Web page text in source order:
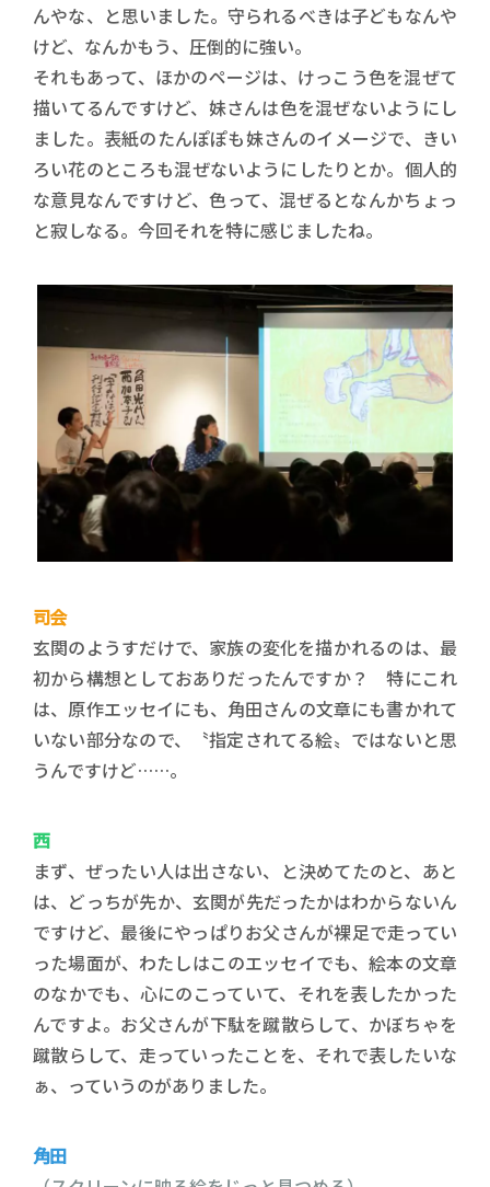
んやな、と思いました。守られるべきは子どもなんや
けど、なんかもう、圧倒的に強い。
それもあって、ほかのページは、けっこう色を混ぜて
描いてるんですけど、妹さんは色を混ぜないようにし
ました。表紙のたんぽぽも妹さんのイメージで、きい
ろい花のところも混ぜないようにしたりとか。個人的
な意見なんですけど、色って、混ぜるとなんかちょっ
と寂しなる。今回それを特に感じましたね。
司会
玄関のようすだけで、家族の変化を描かれるのは、最
初から構想としておありだったんですか？ 特にこれ
は、原作エッセイにも、角田さんの文章にも書かれて
いない部分なので、〝指定されてる絵〟ではないと思
うんですけど……。
西
まず、ぜったい人は出さない、と決めてたのと、あと
は、どっちが先か、玄関が先だったかはわからないん
ですけど、最後にやっぱりお父さんが裸足で走ってい
った場面が、わたしはこのエッセイでも、絵本の文章
のなかでも、心にのこっていて、それを表したかった
んですよ。お父さんが下駄を蹴散らして、かぼちゃを
蹴散らして、走っていったことを、それで表したいな
ぁ、っていうのがありました。
角田